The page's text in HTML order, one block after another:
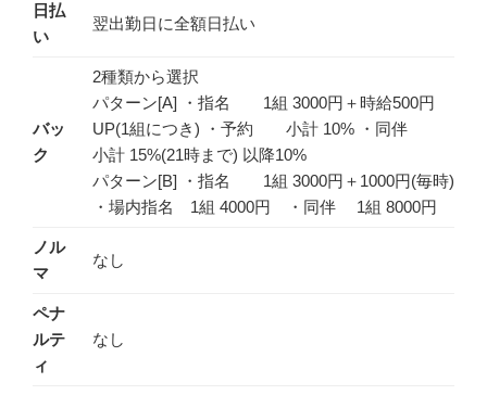
日払
い
翌出勤日に全額日払い
バッ
ク
2種類から選択
パターン[A] ・指名 1組 3000円＋時給500円
UP(1組につき) ・予約 小計 10% ・同伴
小計 15%(21時まで) 以降10%
パターン[B] ・指名 1組 3000円＋1000円(毎時)
・場内指名 1組 4000円 ・同伴 1組 8000円
ノル
マ
なし
ペナ
ルテ
ィ
なし